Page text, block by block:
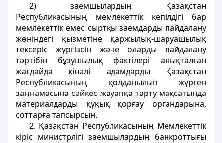
2) заемшылардың Қазақстан
Республикасының мемлекеттік кепілдігі бар
мемлекеттік емес сыртқы заемдарды пайдалану
жөніндегі қызметiне қаржылық-шаруашылық
тексерiс жүргiзсiн және оларды пайдалану
тәртібін бұзушылық фактiлерi анықталған
жағдайда кiнәлi адамдарды Қазақстан
Республикасының қолданылып жүрген
заңнамасына сәйкес жауапқа тарту мақсатында
материалдарды құқық қорғау органдарына,
соттарға тапсырсын.
2. Қазақстан Республикасының Мемлекеттік
кiрiс министрлігі заемшылардың банкроттығы